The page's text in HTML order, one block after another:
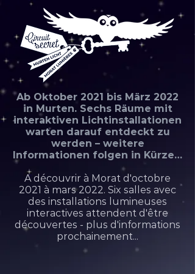
Ab Oktober 2021 bis März 2022
in Murten. Sechs Räume mit
interaktiven Lichtinstallationen
warten darauf entdeckt zu
werden – weitere
Informationen folgen in Kürze…
A découvrir à Morat d'octobre
2021 à mars 2022. Six salles avec
des installations lumineuses
interactives attendent d'être
découvertes - plus d'informations
prochainement...